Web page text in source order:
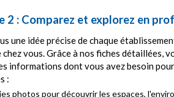
2 : Comparez et explorez en
une idée précise de chaque
vous. Grâce à nos fiches détaillées,
informations dont vous avez besoin
:
photos pour découvrir les espaces,